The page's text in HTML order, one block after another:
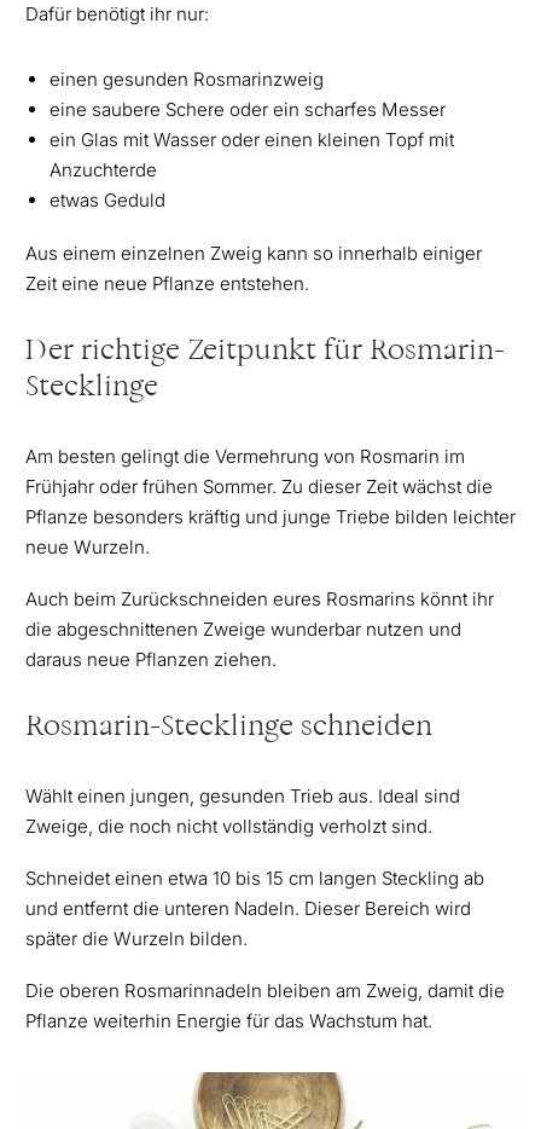
Dafür benötigt ihr nur:
einen gesunden Rosmarinzweig
eine saubere Schere oder ein scharfes Messer
ein Glas mit Wasser oder einen kleinen Topf mit
Anzuchterde
etwas Geduld
Aus einem einzelnen Zweig kann so innerhalb einiger
Zeit eine neue Pflanze entstehen.
Der richtige Zeitpunkt für Rosmarin-
Stecklinge
Am besten gelingt die Vermehrung von Rosmarin im
Frühjahr oder frühen Sommer. Zu dieser Zeit wächst die
Pflanze besonders kräftig und junge Triebe bilden leichter
neue Wurzeln.
Auch beim Zurückschneiden eures Rosmarins könnt ihr
die abgeschnittenen Zweige wunderbar nutzen und
daraus neue Pflanzen ziehen.
Rosmarin-Stecklinge schneiden
Wählt einen jungen, gesunden Trieb aus. Ideal sind
Zweige, die noch nicht vollständig verholzt sind.
Schneidet einen etwa 10 bis 15 cm langen Steckling ab
und entfernt die unteren Nadeln. Dieser Bereich wird
später die Wurzeln bilden.
Die oberen Rosmarinnadeln bleiben am Zweig, damit die
Pflanze weiterhin Energie für das Wachstum hat.